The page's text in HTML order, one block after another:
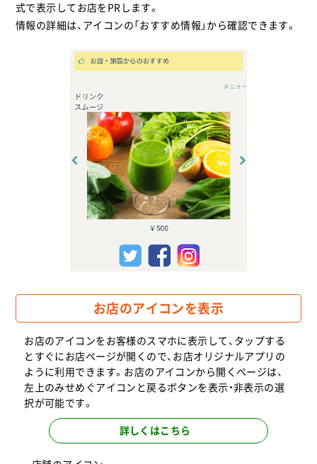
ました。
2025.09
トしました。
株式会社古川商事様のサービスがスタートしまし
堂島RYO歯科・矯正クリニック様のサービスがスター
トしました。
石臼挽きそば 石楽 豊洲店様のサービスがスタートし
手打ちそば 石月 新丸ビル様のサービスがスタートし
2025.09
そばと天ぷら石楽大手町店様のサービスがスタート
2025.09
ケミチプ京都本店様のサービスがスタートしまし
た。
2025.09
Bar Finesse様のサービスがスタートしました。
式で表示してお店をPRします。
情報の詳細は、アイコンの「おすすめ情報」から確認できます。
お店のアイコンを表示
お店のアイコンをお客様のスマホに表示して、タップする
とすぐにお店ページが開くので、お店オリジナルアプリの
ように利用できます。お店のアイコンから開くページは、
左上のみせめぐアイコンと戻るボタンを表示・非表示の選
択が可能です。
詳しくはこちら